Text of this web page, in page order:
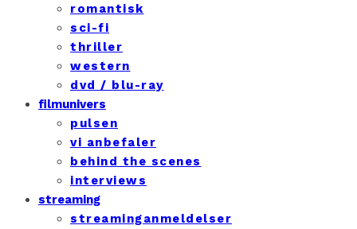
romantisk
sci-fi
thriller
western
dvd / blu-ray
filmunivers
pulsen
vi anbefaler
behind the scenes
interviews
streaming
streaminganmeldelser